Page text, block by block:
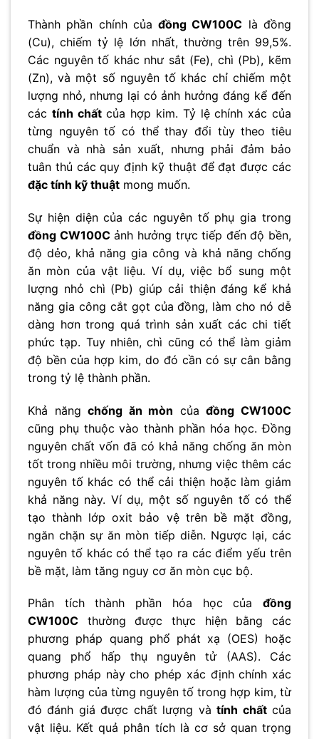
Thành phần chính củađồng CW100C là đồng
(Cu), chiếm tỷ lệ lớn nhất, thường trên 99,5%.
Các nguyên tố khác như sắt (Fe), chì (Pb), kẽm
(Zn), và một số nguyên tố khác chỉ chiếm một
lượng nhỏ, nhưng lại có ảnh hưởng đáng kể đến
các tính chấtcủa hợp kim. Tỷ lệ chính xác của
từng nguyên tố có thể thay đổi tùy theo tiêu
chuẩn và nhà sản xuất, nhưng phải đảm bảo
tuân thủ các quy định kỹ thuật để đạt được các
đặc tính kỹ thuật mong muốn.
Sự hiện diện của các nguyên tố phụ gia trong
đồng CW100Cảnh hưởng trực tiếp đến độ bền,
độ dẻo, khả năng gia công và khả năng chống
ăn mòn của vật liệu. Ví dụ, việc bổ sung một
lượng nhỏ chì (Pb) giúp cải thiện đáng kể khả
năng gia công cắt gọt của đồng, làm cho nó dễ
dàng hơn trong quá trình sản xuất các chi tiết
phức tạp. Tuy nhiên, chì cũng có thể làm giảm
độ bền của hợp kim, do đó cần có sự cân bằng
trong tỷ lệ thành phần.
Khả năngchống ăn mòn củađồng CW100C
cũng phụ thuộc vào thành phần hóa học. Đồng
nguyên chất vốn đã có khả năng chống ăn mòn
tốt trong nhiều môi trường, nhưng việc thêm các
nguyên tố khác có thể cải thiện hoặc làm giảm
khả năng này. Ví dụ, một số nguyên tố có thể
tạo thành lớp oxit bảo vệ trên bề mặt đồng,
ngăn chặn sự ăn mòn tiếp diễn. Ngược lại, các
nguyên tố khác có thể tạo ra các điểm yếu trên
bề mặt, làm tăng nguy cơ ăn mòn cục bộ.
Phân tích thành phần hóa học của đồng
CW100C thường được thực hiện bằng các
phương pháp quang phổ phát xạ (OES) hoặc
quang phổ hấp thụ nguyên tử (AAS). Các
phương pháp này cho phép xác định chính xác
hàm lượng của từng nguyên tố trong hợp kim, từ
đó đánh giá được chất lượng vàtính chấtcủa
vật liệu. Kết quả phân tích là cơ sở quan trọng